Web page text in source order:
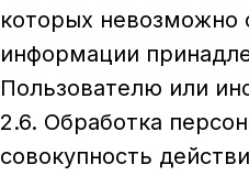
которых невозможно
информации
Пользователю или
2.6. Обработка
совокупность